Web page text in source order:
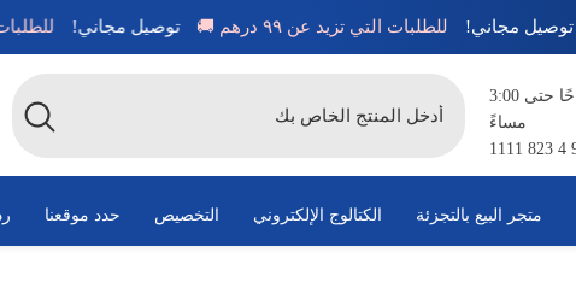
توصيل مجاني! للطلبات التي تزيد عن ٩٩ درهم 🚚 توصيل مجاني!
متاح من الساعة 8:00 صباحًا حتى 3:00
مساءً
متجر البيع بالتجزئة الكتالوج الإلكتروني التخصيص حدد موقعنا